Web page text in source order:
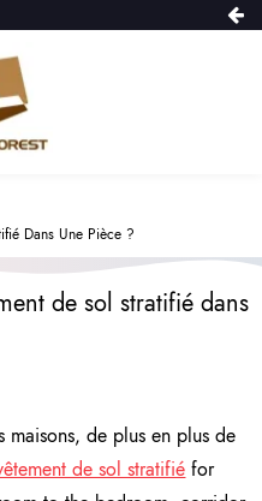
Dans Une Pièce ?
de sol stratifié dans
maisons, de plus en plus de
de sol stratifié for